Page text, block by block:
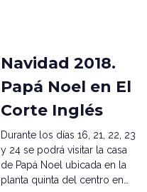
Navidad 2018.
Papá Noel en El
Corte Inglés
Durante los días 16, 21, 22, 23
y 24 se podrá visitar la casa
de Papá Noel ubicada en la
planta quinta del centro en…